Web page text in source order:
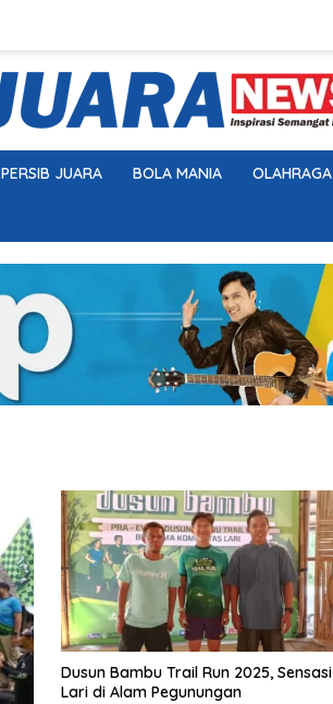
PERSIB JUARA BOLA MANIA OLAHRAGA
Dusun Bambu Trail Run 2025, Sensasi
Lari di Alam Pegunungan